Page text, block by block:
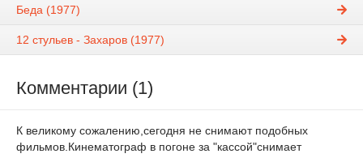
Беда (1977)
12 стульев - Захаров (1977)
Комментарии (1)
К великому сожалению,сегодня не снимают подобных
фильмов.Кинематограф в погоне за "кассой"снимает